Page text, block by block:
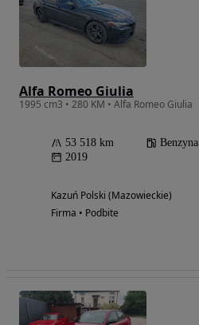
Alfa Romeo Giulia
1995 cm3 • 280 KM • Alfa Romeo Giulia
53 518 km Benzyna
2019
Kazuń Polski (Mazowieckie)
Firma • Podbite